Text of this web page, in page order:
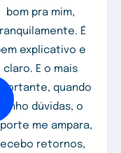
bom pra mim,
É
explicativo e
claro. E o mais
quando
tenho dúvidas, o
me ampara,
retornos,